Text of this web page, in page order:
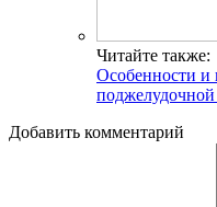
Читайте также:
Особенности и
Добавить комментарий